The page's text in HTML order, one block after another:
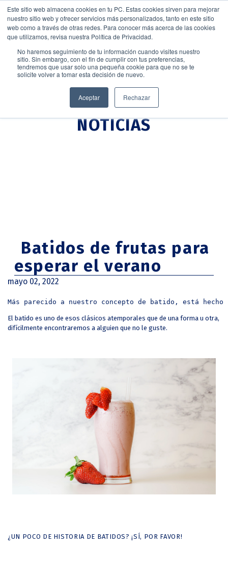
Este sitio web almacena cookies en tu PC. Estas cookies sirven para mejorar
nuestro sitio web y ofrecer servicios más personalizados, tanto en este sitio
web como a través de otras redes. Para conocer más acerca de las cookies
que utilizamos, revisa nuestra Política de Privacidad.
No haremos seguimiento de tu información cuando visites nuestro
sitio. Sin embargo, con el fin de cumplir con tus preferencias,
tendremos que usar solo una pequeña cookie para que no se te
solicite volver a tomar esta decisión de nuevo.
Aceptar Rechazar
NOTICIAS
Batidos de frutas para
esperar el verano
mayo 02, 2022
Más parecido a nuestro concepto de batido, está hecho
El batido es uno de esos clásicos atemporales que de una forma u otra,
difícilmente encontraremos a alguien que no le guste.
¿UN POCO DE HISTORIA DE BATIDOS? ¡SÍ, POR FAVOR!